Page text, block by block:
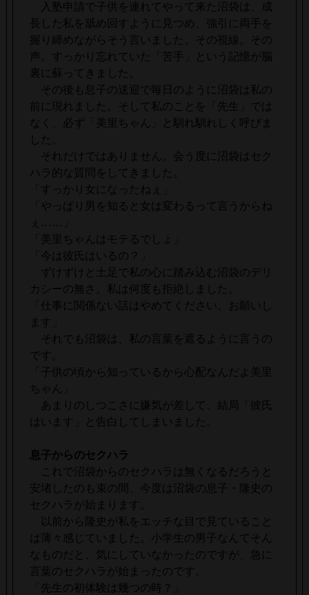
入塾申請で子供を連れてやって来た沼袋は、成
長した私を舐め回すように見つめ、強引に両手を
握り締めながらそう言いました。その視線。その
声。すっかり忘れていた「苦手」という記憶が脳
裏に蘇ってきました。
その後も息子の送迎で毎日のように沼袋は私の
前に現れました。そして私のことを「先生」では
なく、必ず「美里ちゃん」と馴れ馴れしく呼びま
した。
それだけではありません。会う度に沼袋はセク
ハラ的な質問をしてきました。
「すっかり女になったねぇ」
「やっぱり男を知ると女は変わるって言うからね
ぇ……」
「美里ちゃんはモテるでしょ」
「今は彼氏はいるの？」
ずけずけと土足で私の心に踏み込む沼袋のデリ
カシーの無さ。私は何度も拒絶しました。
「仕事に関係ない話はやめてください。お願いし
ます」
それでも沼袋は、私の言葉を遮るように言うの
です。
「子供の頃から知っているから心配なんだよ美里
ちゃん」
あまりのしつこさに嫌気が差して、結局「彼氏
はいます」と告白してしまいました。
息子からのセクハラ
これで沼袋からのセクハラは無くなるだろうと
安堵したのも束の間、今度は沼袋の息子・隆史の
セクハラが始まります。
以前から隆史が私をエッチな目で見ていること
は薄々感じていました。小学生の男子なんてそん
なものだと、気にしていなかったのですが、急に
言葉のセクハラが始まったのです。
「先生の初体験は幾つの時？」